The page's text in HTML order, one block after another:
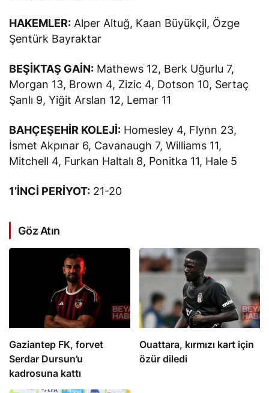
HAKEMLER: Alper Altuğ, Kaan Büyükçil, Özge
Şentürk Bayraktar
BEŞİKTAŞ GAİN: Mathews 12, Berk Uğurlu 7,
Morgan 13, Brown 4, Zizic 4, Dotson 10, Sertaç
Şanlı 9, Yiğit Arslan 12, Lemar 11
BAHÇEŞEHİR KOLEJİ: Homesley 4, Flynn 23,
İsmet Akpınar 6, Cavanaugh 7, Williams 11,
Mitchell 4, Furkan Haltalı 8, Ponitka 11, Hale 5
1’İNCİ PERİYOT: 21-20
Göz Atın
Gaziantep FK, forvet
Serdar Dursun’u
kadrosuna kattı
Ouattara, kırmızı kart için
özür diledi